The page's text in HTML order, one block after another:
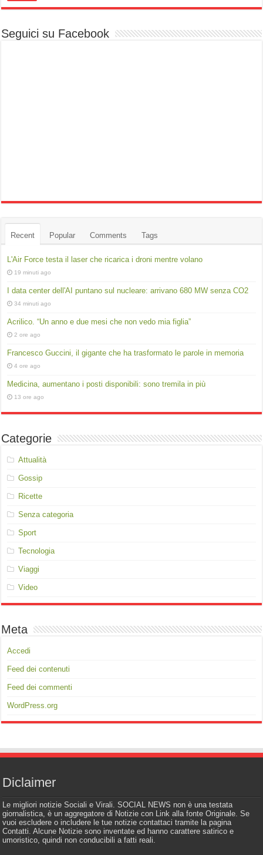
Seguici su Facebook
Recent Popular Comments Tags
L'Air Force testa il laser che ricarica i droni mentre volano
19 minuti ago
I data center dell'AI puntano sul nucleare: arrivano 680 MW senza CO2
34 minuti ago
Acrilico. “Un anno e due mesi che non vedo mia figlia”
2 ore ago
Francesco Guccini, il gigante che ha trasformato le parole in memoria
4 ore ago
Medicina, aumentano i posti disponibili: sono tremila in più
13 ore ago
Categorie
Attualità
Gossip
Ricette
Senza categoria
Sport
Tecnologia
Viaggi
Video
Meta
Accedi
Feed dei contenuti
Feed dei commenti
WordPress.org
Diclaimer
Le migliori notizie Sociali e Virali. SOCIAL NEWS non è una testata
giornalistica, è un aggregatore di Notizie con Link alla fonte Originale. Se
vuoi escludere o includere le tue notizie contattaci tramite la pagina
Contatti. Alcune Notizie sono inventate ed hanno carattere satirico e
umoristico, quindi non conducibili a fatti reali.